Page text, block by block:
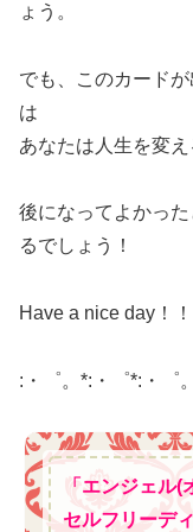
ょう。
でも、このカード
は
あなたは人生を変え
後になってよかっ
るでしょう！
Have a nice day！！
:・゜。*:・゜*:・゜
「エンジェル(
セルフリーデ